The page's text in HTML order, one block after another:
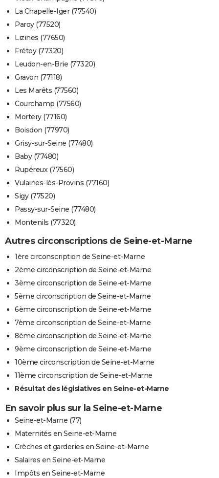
La Chapelle-Iger (77540)
Paroy (77520)
Lizines (77650)
Frétoy (77320)
Leudon-en-Brie (77320)
Gravon (77118)
Les Marêts (77560)
Courchamp (77560)
Mortery (77160)
Boisdon (77970)
Grisy-sur-Seine (77480)
Baby (77480)
Rupéreux (77560)
Vulaines-lès-Provins (77160)
Sigy (77520)
Passy-sur-Seine (77480)
Montenils (77320)
Autres circonscriptions de Seine-et-Marne
1ère circonscription de Seine-et-Marne
2ème circonscription de Seine-et-Marne
3ème circonscription de Seine-et-Marne
5ème circonscription de Seine-et-Marne
6ème circonscription de Seine-et-Marne
7ème circonscription de Seine-et-Marne
8ème circonscription de Seine-et-Marne
9ème circonscription de Seine-et-Marne
10ème circonscription de Seine-et-Marne
11ème circonscription de Seine-et-Marne
Résultat des législatives en Seine-et-Marne
En savoir plus sur la Seine-et-Marne
Seine-et-Marne (77)
Maternités en Seine-et-Marne
Crèches et garderies en Seine-et-Marne
Salaires en Seine-et-Marne
Impôts en Seine-et-Marne